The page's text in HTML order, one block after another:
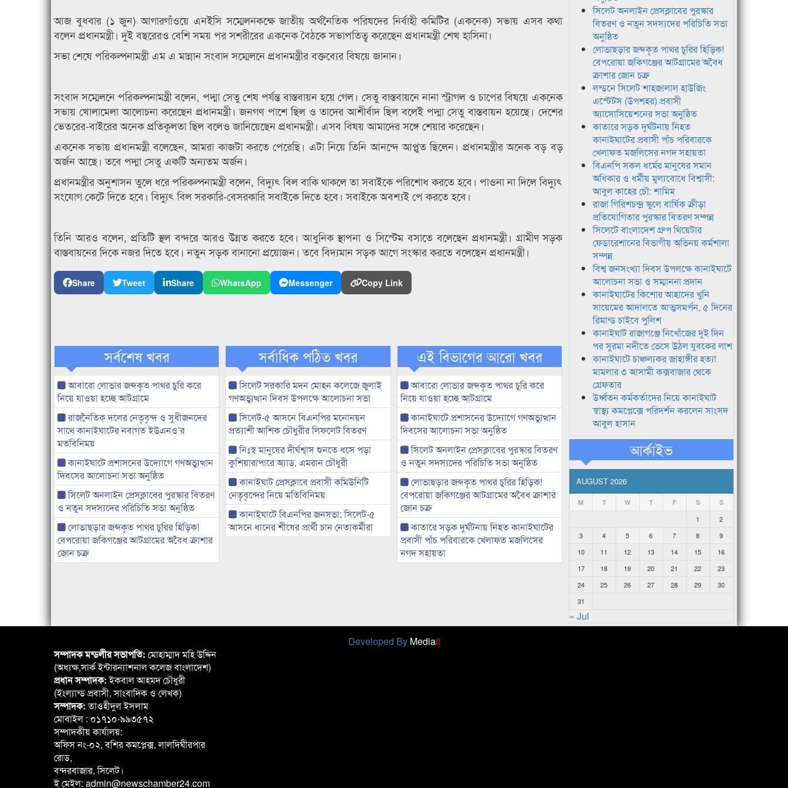
আজ বুধবার (১ জুন) আগারগাঁওয়ে এনইসি সম্মেলনকক্ষে জাতীয় অর্থনৈতিক পরিষদের নির্বাহী কমিটির (একনেক) সভায় এসব কথা
বলেন প্রধানমন্ত্রী। দুই বছরেরও বেশি সময় পর সশরীরের একনেক বৈঠকে সভাপতিত্ব করেছেন প্রধানমন্ত্রী শেখ হাসিনা।
সভা শেষে পরিকল্পনামন্ত্রী এম এ মান্নান সংবাদ সম্মেলনে প্রধানমন্ত্রীর বক্তব্যের বিষয়ে জানান।
সংবাদ সম্মেলনে পরিকল্পনামন্ত্রী বলেন, পদ্মা সেতু শেষ পর্যন্ত বাস্তবায়ন হয়ে গেল। সেতু বাস্তবায়নে নানা স্ট্রাগল ও চাপের বিষয়ে একনেক
সভায় খোলামেলা আলোচনা করেছেন প্রধানমন্ত্রী। জনগণ পাশে ছিল ও তাদের আশীর্বাদ ছিল বলেই পদ্মা সেতু বাস্তবায়ন হয়েছে। দেশের
ভেতরের-বাইরের অনেক প্রতিকূলতা ছিল বলেও জানিয়েছেন প্রধানমন্ত্রী। এসব বিষয় আমাদের সঙ্গে শেয়ার করেছেন।
একনেক সভায় প্রধানমন্ত্রী বলেছেন, আমরা কাজটা করতে পেরেছি। এটা নিয়ে তিনি আনন্দে আপ্লুত ছিলেন। প্রধানমন্ত্রীর অনেক বড় বড়
অর্জন আছে। তবে পদ্মা সেতু একটি অন্যতম অর্জন।
প্রধানমন্ত্রীর অনুশাসন তুলে ধরে পরিকল্পনামন্ত্রী বলেন, বিদ্যুৎ বিল বাকি থাকলে তা সবাইকে পরিশোধ করতে হবে। পাওনা না দিলে বিদ্যুৎ
সংযোগ কেটে দিতে হবে। বিদ্যুৎ বিল সরকারি-বেসরকারি সবাইকে দিতে হবে। সবাইকে অবশ্যই পে করতে হবে।
তিনি আরও বলেন, প্রতিটি স্থল বন্দরে আরও উন্নত করতে হবে। আধুনিক স্থাপনা ও সিস্টেম বসাতে বলেছেন প্রধানমন্ত্রী। গ্রামীণ সড়ক
বাস্তবায়নের দিকে নজর দিতে হবে। নতুন সড়ক বানানো প্রয়োজন। তবে বিদ্যমান সড়ক আগে সংস্কার করতে বলেছেন প্রধানমন্ত্রী।
Share Tweet Share WhatsApp Messenger Copy Link
সর্বশেষ খবর
আবারো লোভার জব্দকৃত পাথর চুরি করে
নিয়ে যাওয়া হচ্ছে আটগ্রামে
রাজনৈতিক দলের নেতৃবৃন্দ ও সুধীজনদের
সাথে কানাইঘাটের নবাগত ইউএনও’র
মতবিনিময়
কানাইঘাটে প্রশাসনের উদ্যোগে গণঅভ্যুত্থান
দিবসের আলোচনা সভা অনুষ্ঠিত
সিলেট অনলাইন প্রেসক্লাবের পুরস্কার বিতরণ
ও নতুন সদস্যদের পরিচিতি সভা অনুষ্ঠিত
লোভাছড়ার জব্দকৃত পাথর চুরির হিড়িক!
বেপরোয়া জকিগঞ্জের আটগ্রামের অবৈধ ক্রাশার
জোন চক্র
সর্বাধিক পঠিত খবর
সিলেট সরকারি মদন মোহন কলেজে জুলাই
গণঅভ্যুত্থান দিবস উপলক্ষে আলোচনা সভা
সিলেট-৫ আসনে বিএনপির মনোনয়ন
প্রত্যাশী আশিক চৌধুরীর লিফলেট বিতরণ
নিঃস্ব মানুষের দীর্ঘশ্বাস শুনতে ধসে পড়া
কুশিয়ারাপারে অ্যাড. এমরান চৌধুরী
কানাইঘাট প্রেসক্লাবে প্রবাসী কমিউনিটি
নেতৃবৃন্দের নিয়ে মতিবিনিময়
কানাইঘাটে বিএনপির জনসভা: সিলেট-৫
আসনে ধানের শীষের প্রার্থী চান নেতাকর্মীরা
এই বিভাগের আরো খবর
আবারো লোভার জব্দকৃত পাথর চুরি করে
নিয়ে যাওয়া হচ্ছে আটগ্রামে
কানাইঘাটে প্রশাসনের উদ্যোগে গণঅভ্যুত্থান
দিবসের আলোচনা সভা অনুষ্ঠিত
সিলেট অনলাইন প্রেসক্লাবের পুরস্কার বিতরণ
ও নতুন সদস্যদের পরিচিতি সভা অনুষ্ঠিত
লোভাছড়ার জব্দকৃত পাথর চুরির হিড়িক!
বেপরোয়া জকিগঞ্জের আটগ্রামের অবৈধ ক্রাশার
জোন চক্র
কাতারে সড়ক দুর্ঘটনায় নিহত কানাইঘাটের
প্রবাসী পাঁচ পরিবারকে খেলাফত মজলিসের
নগদ সহায়তা
সিলেট অনলাইন প্রেসক্লাবের পুরস্কার
বিতরণ ও নতুন সদস্যদের পরিচিতি সভা
অনুষ্ঠিত
লোভাছড়ার জব্দকৃত পাথর চুরির হিড়িক!
বেপরোয়া জকিগঞ্জের আটগ্রামের অবৈধ
ক্রাশার জোন চক্র
লন্ডনে সিলেট শাহজালাল হাউজিং
এস্টেটস (উপশহর) প্রবাসী
অ্যাসোসিয়েশনের সভা অনুষ্ঠিত
কাতারে সড়ক দুর্ঘটনায় নিহত
কানাইঘাটের প্রবাসী পাঁচ পরিবারকে
খেলাফত মজলিসের নগদ সহায়তা
বিএনপি সকল ধর্মের মানুষের সমান
অধিকার ও ধর্মীয় মুল্যবোধে বিশ্বাসী:
আবুল কাহের চৌ: শামিম
রাজা গিরিশচন্দ্র স্কুলে বার্ষিক ক্রীড়া
প্রতিযোগিতার পুরস্কার বিতরণ সম্পন্ন
সিলেটে বাংলাদেশ গ্রুপ থিয়েটার
ফেডারেশানের বিভাগীয় অভিনয় কর্মশালা
সম্পন্ন
বিশ্ব জনসংখ্যা দিবস উপলক্ষে কানাইঘাটে
আলোচনা সভা ও সম্মাননা প্রদান
কানাইঘাটের কিশোর আহাদের খুনি
সায়েমের আদালতে আত্মসমর্পন, ৫ দিনের
রিমান্ড চাইবে পুলিশ
কানাইঘাট রাজাগঞ্জে নিখোঁজের দুই দিন
পর সুরমা নদীতে ভেসে উঠল যুবকের লাশ
কানাইঘাটে চাঞ্চল্যকর জাহাঙ্গীর হত্যা
মামলার ৩ আসামী কক্সবাজার থেকে
গ্রেফতার
উর্ধ্বতন কর্মকর্তাদের নিয়ে কানাইঘাট
স্বাস্থ্য কমপ্লেক্সে পরিদর্শন করলেন সাংসদ
আবুল হাসান
আর্কাইভ
AUGUST 2026
M T W T F S S
1
2
3
4 5 6 7 8
9
10
11 12 13 14 15
16
17
18 19 20 21 22
23
24
25 26 27 28 29
30
31
« Jul
Developed By Mediait
সম্পাদক মন্ডলীর সভাপতি: মোহাম্মাদ মহি উদ্দিন
(অধ্যক্ষ,সার্ক ইন্টারন্যাশনাল কলেজ বাংলাদেশ)
প্রধান সম্পাদক:ইকবাল আহমদ চৌধুরী
(ইংল্যান্ড প্রবাসী, সাংবাদিক ও লেখক)
সম্পাদক:তাওহীদুল ইসলাম
মোবাইল : ০১৭১০-৯৯৩৫৭২
সম্পাদকীয় কার্যালয়:
অফিস নং-০২, বশির কমপ্লেক্স, লালদিঘীরপার
রোড,
বন্দরবাজার, সিলেট।
ই মেইল: admin@newschamber24.com